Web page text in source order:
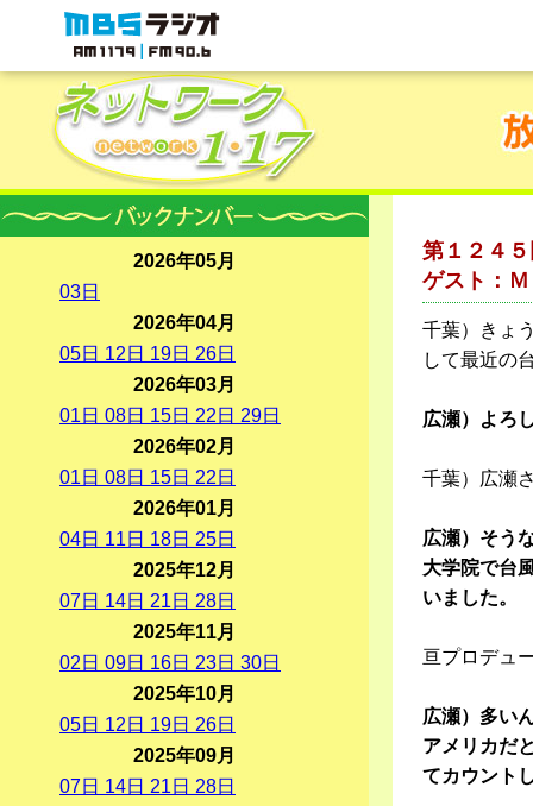
MBSラジオ 1179|FM90.6
第１２４
ゲスト：
千葉）きょ
して最近の
広瀬）よろ
千葉）広瀬
広瀬）そう
大学院で台
いました。
亘プロデュ
広瀬）多い
アメリカだ
てカウント
2026年05月
03日
2026年04月
05日 12 日 19日 26日
2026年03月
01 日 08日 15日 22 日 29日
2026年02月
01 日 08日 15日 22 日
2026年01月
04日 11 日 18日 25日
2025年12月
07日 14日 21 日 28日
2025年11月
02 日 09日 16日 23日 30日
2025年10月
05日 12 日 19日 26日
2025年09月
07日 14日 21 日 28日